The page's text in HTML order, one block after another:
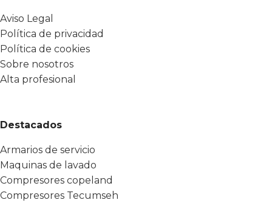
Aviso Legal
Política de privacidad
Política de cookies
Sobre nosotros
Alta profesional
Destacados
Armarios de servicio
Maquinas de lavado
Compresores copeland
Compresores Tecumseh